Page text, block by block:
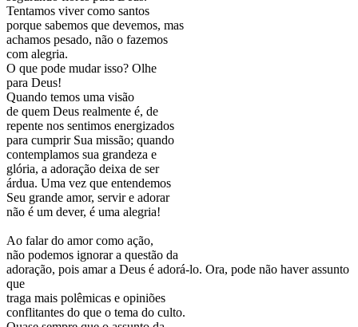
Tentamos viver como santos
porque sabemos que devemos, mas
achamos pesado, não o fazemos
com alegria.
O que pode mudar isso? Olhe
para Deus!
Quando temos uma visão
de quem Deus realmente é, de
repente nos sentimos energizados
para cumprir Sua missão; quando
contemplamos sua grandeza e
glória, a adoração deixa de ser
árdua. Uma vez que entendemos
Seu grande amor, servir e adorar
não é um dever, é uma alegria!
Ao falar do amor como ação,
não podemos ignorar a questão da
adoração, pois amar a Deus é adorá-lo. Ora, pode não haver assunto
que
traga mais polêmicas e opiniões
conflitantes do que o tema do culto.